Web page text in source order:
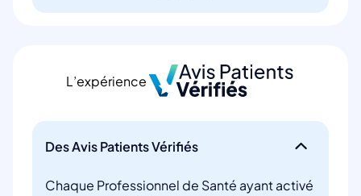
L’expérience
Des Avis Patients Vérifiés
Chaque Professionnel de Santé ayant activé